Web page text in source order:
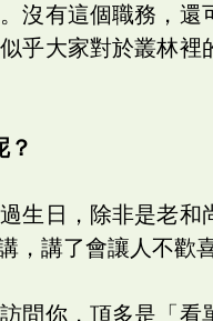
沒有這個職務，還
乎大家對於叢林裡
？
生日，除非是老和
講了會讓人不歡
問你，頂多是「看